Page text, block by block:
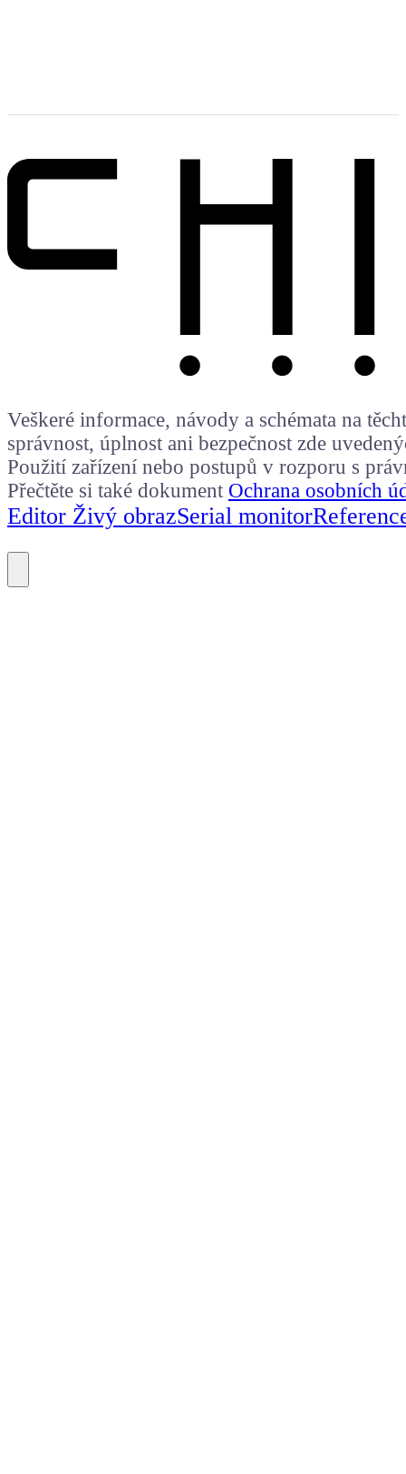
Veškeré informace, návody a schémata na
správnost, úplnost ani bezpečnost zde
Použití zařízení nebo postupů v rozporu s
Přečtěte si také dokument Ochrana osobních
Editor Živý obrazSerial monitor